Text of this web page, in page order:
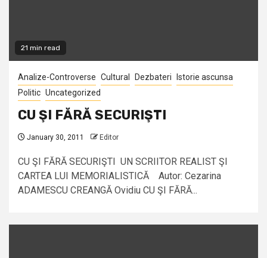
21 min read
Analize-Controverse Cultural Dezbateri
Istorie ascunsa
Politic Uncategorized
CU ŞI FĂRĂ SECURIŞTI
January 30, 2011 Editor
CU ŞI FĂRĂ SECURIŞTI UN SCRIITOR REALIST ŞI
CARTEA LUI MEMORIALISTICĂ Autor: Cezarina
ADAMESCU CREANGĂ Ovidiu CU ŞI FĂRĂ...